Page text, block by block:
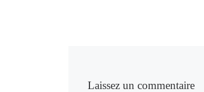
Laissez un commentaire